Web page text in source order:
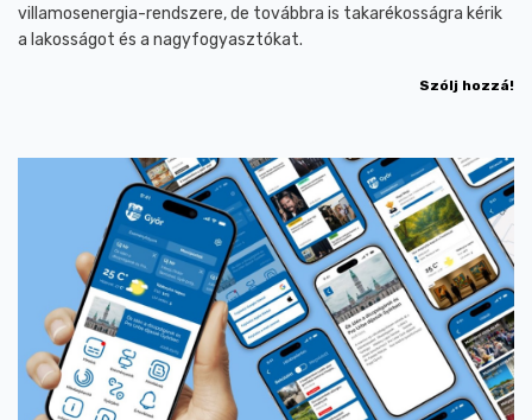
villamosenergia-rendszere, de továbbra is takarékosságra kérik
a lakosságot és a nagyfogyasztókat.
Szólj hozzá!